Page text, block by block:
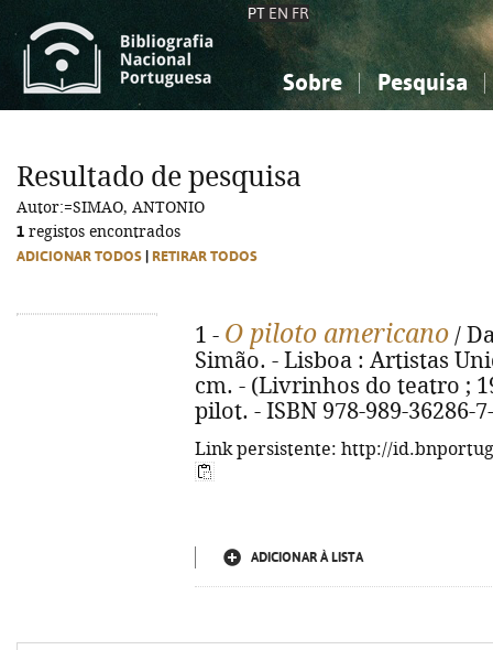
PT EN FR
Sobre Pesquisa
Ciências sociais...
Ciências sociais...
Resultado de pesquisa
Autor:=SIMAO, ANTONIO
1 registos encontrados
ADICIONAR TODOS RETIRAR TODOS
1 - O piloto americano /
Simão. - Lisboa : Artistas
cm. - (Livrinhos do teatro ;
pilot. - ISBN 978-989-36286-
Link persistente: http://
ADICIONAR À LISTA